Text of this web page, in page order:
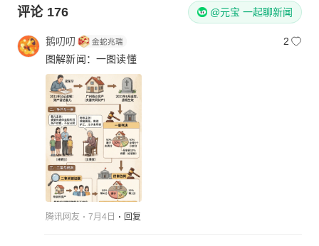
评论 176 @元宝 一起聊新闻
鹅叨叨
2
图解新闻：一图读懂
腾讯网友 7月4日 回复